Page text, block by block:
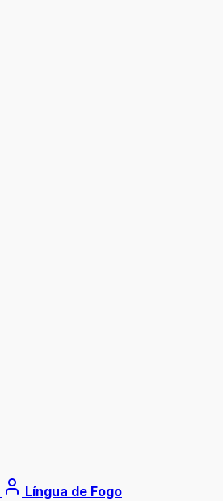
Língua de Fogo